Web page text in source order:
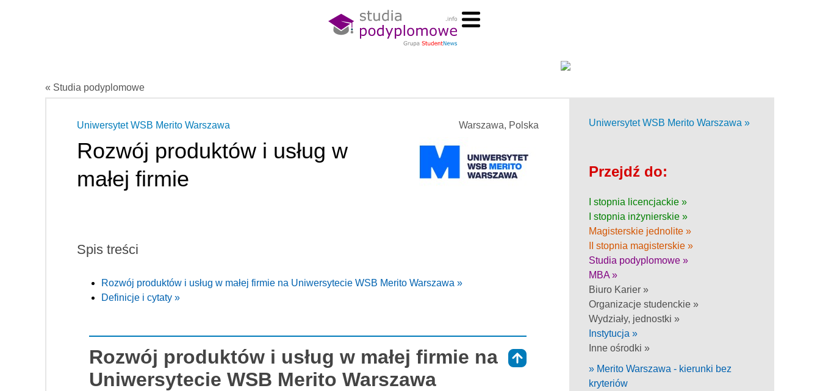
« Studia podyplomowe
Warszawa, Polska
Uniwersytet WSB Merito Warszawa
Rozwój produktów i usług w
małej firmie
Spis treści
Rozwój produktów i usług w małej firmie na Uniwersytecie WSB Merito Warszawa »
Definicje i cytaty »
Rozwój produktów i usług w małej firmie na
Uniwersytecie WSB Merito Warszawa
Uniwersytet WSB Merito Warszawa »
Przejdź do:
I stopnia licencjackie »
I stopnia inżynierskie »
Magisterskie jednolite »
II stopnia magisterskie »
Studia podyplomowe »
MBA »
Biuro Karier »
Organizacje studenckie »
Wydziały, jednostki »
Instytucja »
Inne ośrodki »
» Merito Warszawa - kierunki bez
kryteriów